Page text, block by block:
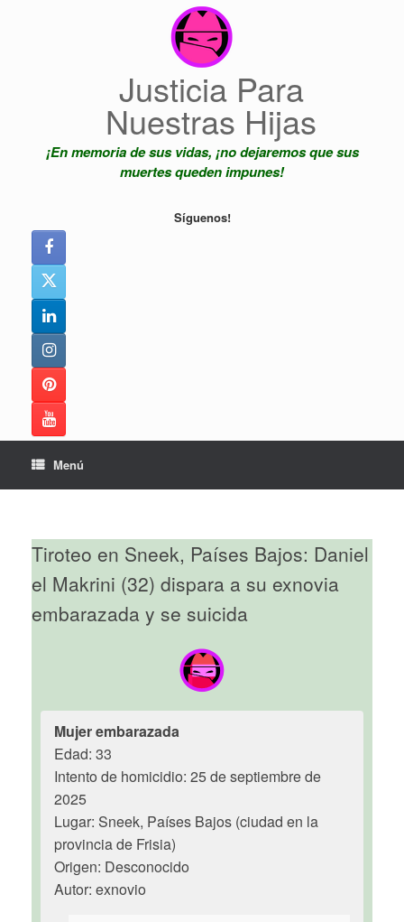
Justicia Para
Nuestras Hijas
¡En memoria de sus vidas, ¡no dejaremos que sus
muertes queden impunes!
Síguenos!
Menú
Tiroteo en Sneek, Países Bajos: Daniel
el Makrini (32) dispara a su exnovia
embarazada y se suicida
Mujer embarazada
Edad: 33
Intento de homicidio: 25 de septiembre de
2025
Lugar: Sneek, Países Bajos (ciudad en la
provincia de Frisia)
Origen: Desconocido
Autor: exnovio